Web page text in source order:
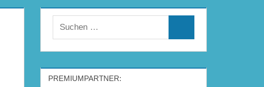
PREMIUMPARTNER: